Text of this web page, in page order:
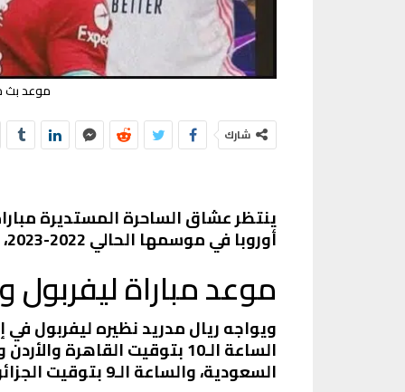
موعد بث
شارك
ينتظر عشاق الساحرة المستديرة
أوروبا في موسمها الحالي 2022-2023، والتي من المقرر أن تُقام اليوم الأربعاء 15 مارس.
موعد مباراة ليفربول
السعودية، والساعة الـ9 بتوقيت الجزائر والمغرب وتونس.